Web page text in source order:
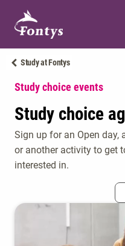
Study at Fontys
Language
Select
Study load
Study choice events
Study choice
Sign up for an Open
or another activity to get
interested in.